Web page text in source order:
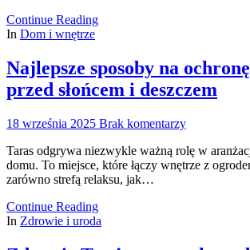
Continue Reading
In Dom i wnętrze
Najlepsze sposoby na
przed słońcem i deszczem
18 września 2025 Brak komentarzy
Taras odgrywa niezwykle ważną rolę w
domu. To miejsce, które łączy wnętrze z
zarówno strefą relaksu, jak…
Continue Reading
In Zdrowie i uroda